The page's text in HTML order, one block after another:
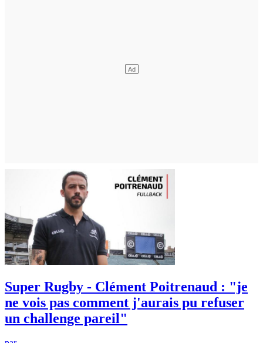
Super Rugby - Clément Poitrenaud : "je
ne vois pas comment j'aurais pu refuser
un challenge pareil"